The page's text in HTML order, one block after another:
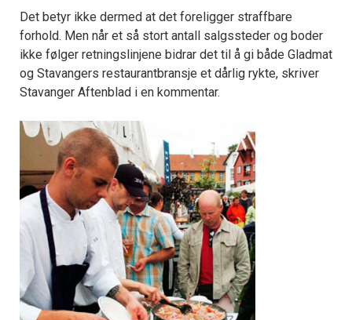
Det betyr ikke dermed at det foreligger straffbare
forhold. Men når et så stort antall salgssteder og boder
ikke følger retningslinjene bidrar det til å gi både Gladmat
og Stavangers restaurantbransje et dårlig rykte, skriver
Stavanger Aftenblad i en kommentar.